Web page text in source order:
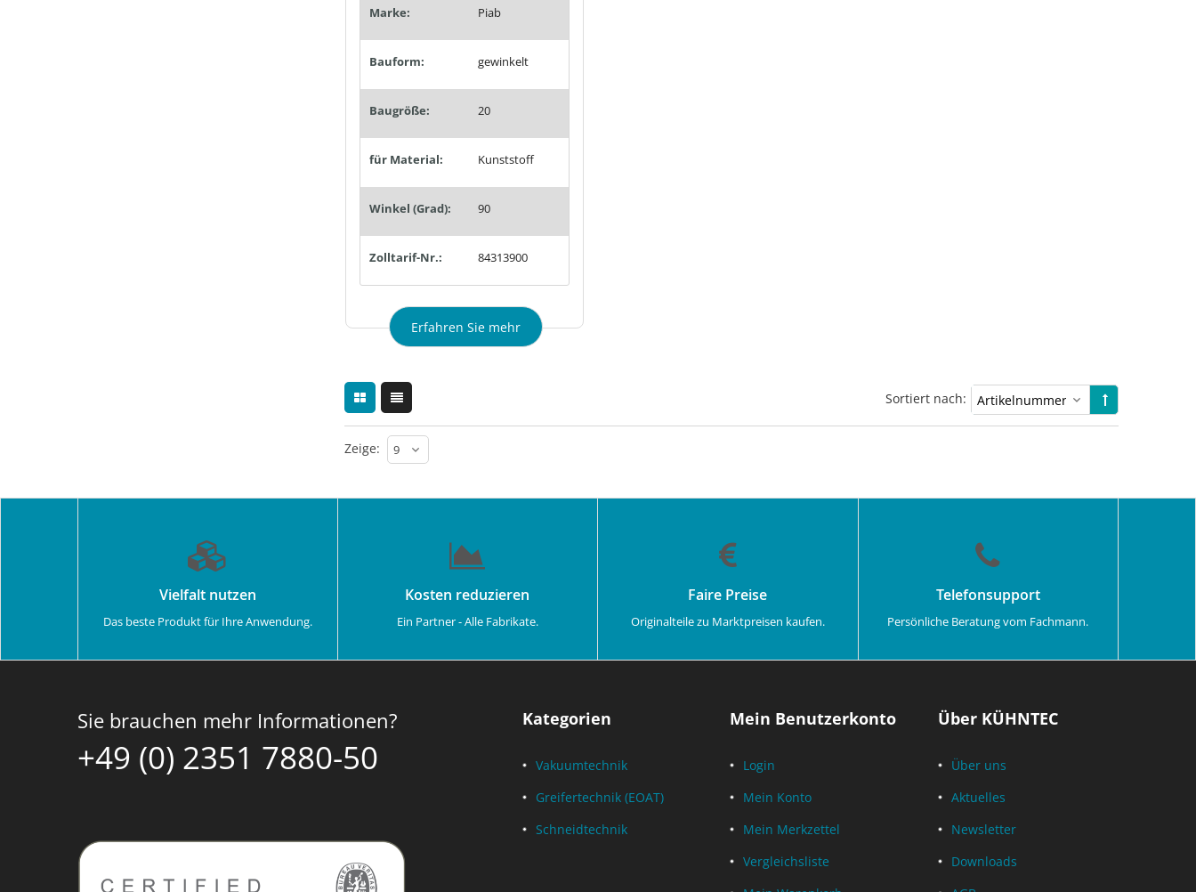
Marke: Piab
Bauform: gewinkelt
Baugröße: 20
für Material: Kunststoff
Winkel (Grad): 90
Zolltarif-Nr.: 84313900
Erfahren Sie mehr
Sortiert nach:
Zeige:
Vielfalt nutzen
Das beste Produkt für Ihre Anwendung.
Kosten reduzieren
Ein Partner - Alle Fabrikate.
Faire Preise
Originalteile zu Marktpreisen kaufen.
Telefonsupport
Persönliche Beratung vom Fachmann.
Sie brauchen mehr Informationen?
+49 (0) 2351 7880-50
Kategorien
Vakuumtechnik
Greifertechnik (EOAT)
Schneidtechnik
Mein Benutzerkonto
Login
Mein Konto
Mein Merkzettel
Vergleichsliste
Über KÜHNTEC
Über uns
Aktuelles
Newsletter
Downloads